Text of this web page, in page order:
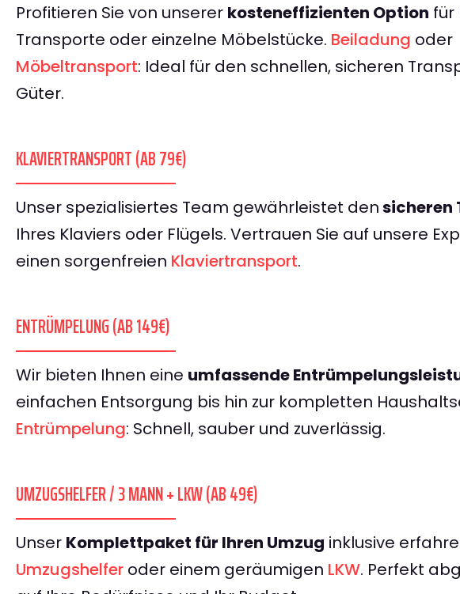
Profitieren Sie von unserer kosteneffizienten Option für
Transporte oder einzelne Möbelstücke. Beiladung oder
Möbeltransport: Ideal für den schnellen, sicheren
Güter.
KLAVIERTRANSPORT (AB 79€)
Unser spezialisiertes Team gewährleistet densicheren
Ihres Klaviers oder Flügels. Vertrauen Sie auf unsere
einen sorgenfreien Klaviertransport.
ENTRÜMPELUNG (AB 149€)
Wir bieten Ihnen eine umfassende
einfachen Entsorgung bis hin zur kompletten
Entrümpelung: Schnell, sauber und zuverlässig.
UMZUGSHELFER / 3 MANN + LKW (AB 49€)
Unser Komplettpaket für Ihren Umzug inklusive
Umzugshelfer oder einem geräumigen LKW. Perfekt